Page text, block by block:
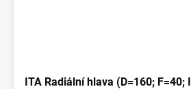
ITA Radiální hlava (D=160; F=40;